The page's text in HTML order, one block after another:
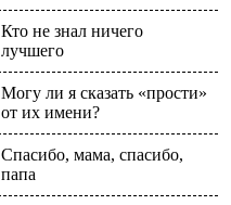
Кто не знал ничего
лучшего
Могу ли я сказать «прости»
от их имени?
Спасибо, мама, спасибо,
папа